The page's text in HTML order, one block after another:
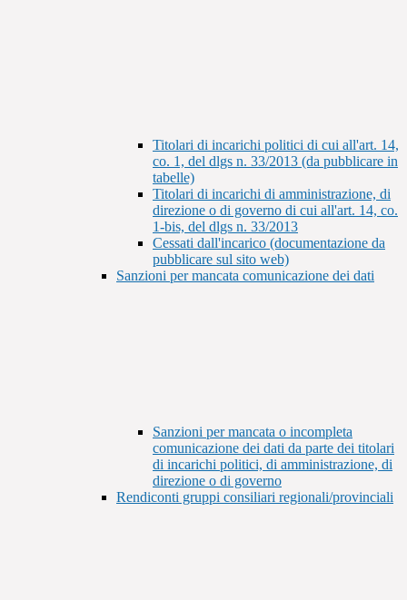
Titolari di incarichi politici di cui all'art. 14,
co. 1, del dlgs n. 33/2013 (da pubblicare in
tabelle)
Titolari di incarichi di amministrazione, di
direzione o di governo di cui all'art. 14, co.
1-bis, del dlgs n. 33/2013
Cessati dall'incarico (documentazione da
pubblicare sul sito web)
Sanzioni per mancata comunicazione dei dati
Sanzioni per mancata o incompleta
comunicazione dei dati da parte dei titolari
di incarichi politici, di amministrazione, di
direzione o di governo
Rendiconti gruppi consiliari regionali/provinciali